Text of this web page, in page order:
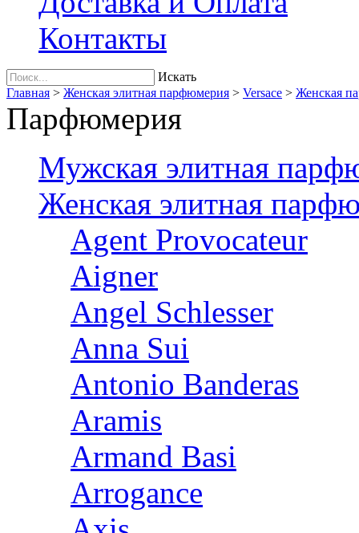
Контакты
Искать
Главная > Женская элитная парфюмерия > Versace > Женская
Парфюмерия
Мужская элитная
Женская элитная
Agent Provocateur
Aigner
Angel Schlesser
Anna Sui
Antonio Banderas
Aramis
Armand Basi
Arrogance